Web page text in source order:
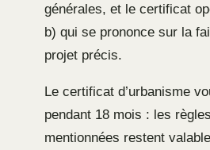
générales, et le certificat
b) qui se prononce sur la
projet précis.
Le certificat d’urbanisme
pendant 18 mois : les
mentionnées restent